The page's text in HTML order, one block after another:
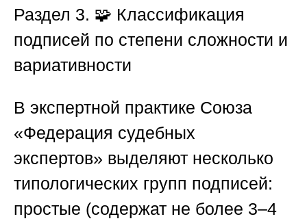
Раздел 3. 🧩 Классификация
подписей по степени сложности и
вариативности
В экспертной практике Союза
«Федерация судебных
экспертов» выделяют несколько
типологических групп подписей:
простые (содержат не более 3–4